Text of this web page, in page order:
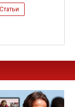
Статьи